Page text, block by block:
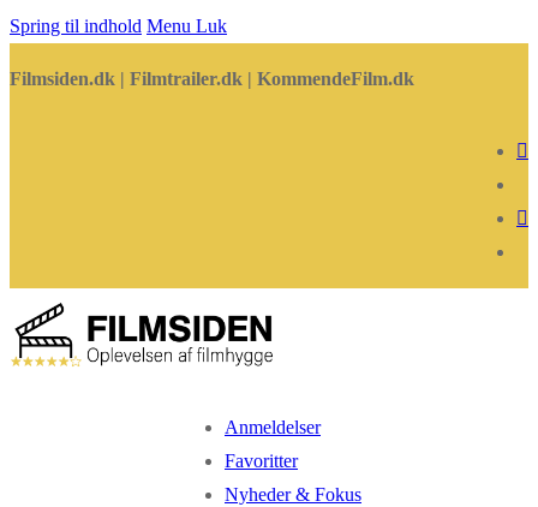
Spring til indhold Menu Luk
Filmsiden.dk | Filmtrailer.dk | KommendeFilm.dk
Anmeldelser
Favoritter
Nyheder & Fokus